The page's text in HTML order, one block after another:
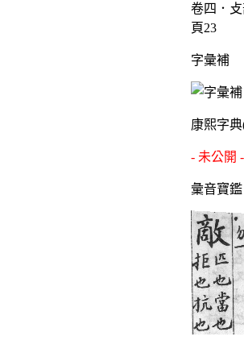
卷四．攴
頁23
字彙補
康熙字
- 未公開 -
彙音寶鑑